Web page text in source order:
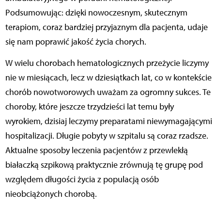
Podsumowując: dzięki nowoczesnym, skutecznym
terapiom, coraz bardziej przyjaznym dla pacjenta, udaje
się nam poprawić jakość życia chorych.
W wielu chorobach hematologicznych przeżycie liczymy
nie w miesiącach, lecz w dziesiątkach lat, co w kontekście
chorób nowotworowych uważam za ogromny sukces. Te
choroby, które jeszcze trzydzieści lat temu były
wyrokiem, dzisiaj leczymy preparatami niewymagającymi
hospitalizacji. Długie pobyty w szpitalu są coraz rzadsze.
Aktualne sposoby leczenia pacjentów z przewlekłą
białaczką szpikową praktycznie zrównują tę grupę pod
względem długości życia z populacją osób
nieobciążonych chorobą.